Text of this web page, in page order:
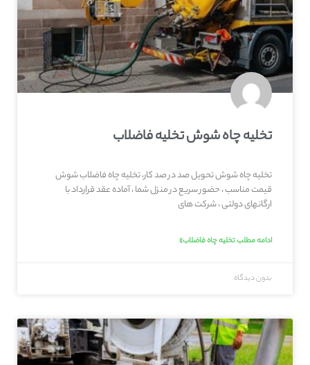
تخلیه چاه شوش تخلیه فاضلاب
تخلیه چاه شوش تحویل صد در صد کار، تخلیه چاه فاضلاب شوش
قیمت مناسب ، حضور سریع در منزل شما ، آماده عقد قرارداد با
ارگانهای دولتی ، شرکت های
ادامه مطلب تخلیه چاه فاضلاب»
بدون دیدگاه